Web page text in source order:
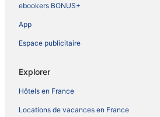
ebookers BONUS+
App
Espace publicitaire
Explorer
Hôtels en France
Locations de vacances en France